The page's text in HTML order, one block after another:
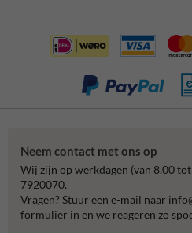
Neem contact met ons op
Wij zijn op werkdagen (van 8.00
7920070.
Vragen? Stuur een e-mail naar
formulier in en we reageren zo